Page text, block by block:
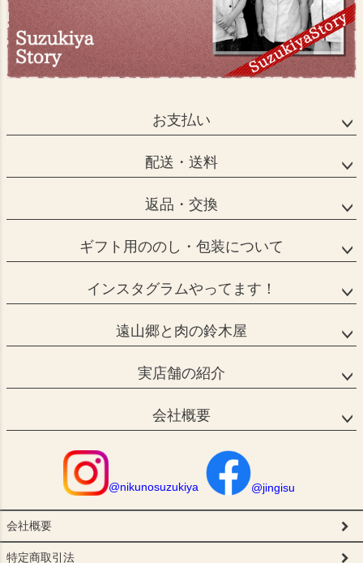
お支払い
配送・送料
返品・交換
ギフト用ののし・包装について
インスタグラムやってます！
遠山郷と肉の鈴木屋
実店舗の紹介
会社概要
会社概要
特定商取引法
@nikunosuzukiya @jingisu